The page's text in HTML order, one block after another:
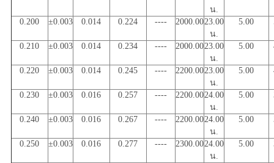
น.
0.200 ±0.003 0.014 0.224 ---- 2000.0023.00
น.
5.00
0.210 ±0.003 0.014 0.234 ---- 2000.0023.00
น.
5.00
0.220 ±0.003 0.014 0.245 ---- 2200.0023.00
น.
5.00
0.230 ±0.003 0.016 0.257 ---- 2200.0024.00
น.
5.00
0.240 ±0.003 0.016 0.267 ---- 2200.0024.00
น.
5.00
0.250 ±0.003 0.016 0.277 ---- 2300.0024.00
น.
5.00